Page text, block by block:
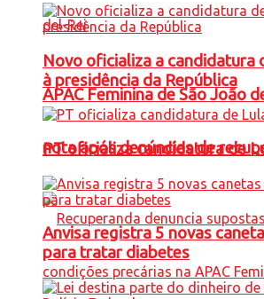
APAC Feminina de São João
nota após denúncias de
Novo oficializa a candidatura
à presidência da República
PT oficializa candidatura de
Anvisa registra 5 novas
para tratar diabetes